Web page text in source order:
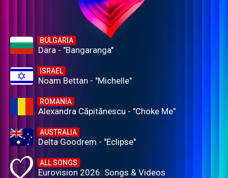
BULGARIA
Dara - "Bangaranga"
ISRAEL
Noam Bettan - "Michelle"
ROMANIA
Alexandra Căpitănescu - "Choke Me"
AUSTRALIA
Delta Goodrem - "Eclipse"
ALL SONGS
Eurovision 2026: Songs & Videos